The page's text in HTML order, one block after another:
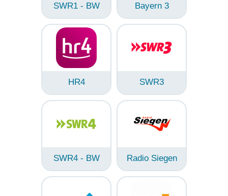
SWR1 - BW Bayern 3
HR4 SWR3
SWR4 - BW Radio Siegen